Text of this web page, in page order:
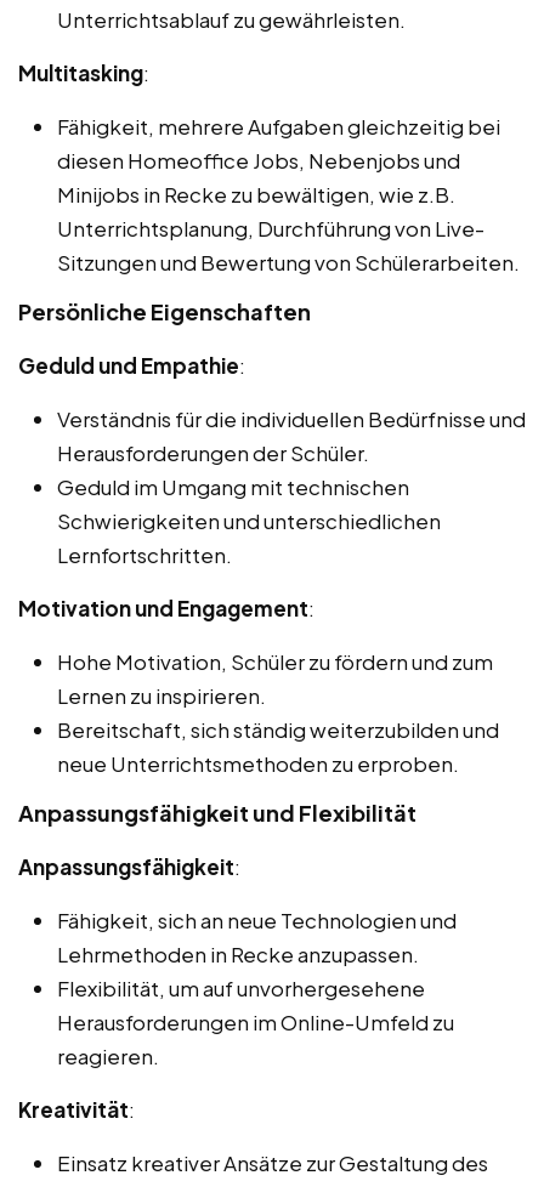
Unterrichtsablauf zu gewährleisten.
Multitasking:
Fähigkeit, mehrere Aufgaben gleichzeitig bei
diesen Homeoffice Jobs, Nebenjobs und
Minijobs in Recke zu bewältigen, wie z.B.
Unterrichtsplanung, Durchführung von Live-
Sitzungen und Bewertung von Schülerarbeiten.
Persönliche Eigenschaften
Geduld und Empathie:
Verständnis für die individuellen Bedürfnisse und
Herausforderungen der Schüler.
Geduld im Umgang mit technischen
Schwierigkeiten und unterschiedlichen
Lernfortschritten.
Motivation und Engagement:
Hohe Motivation, Schüler zu fördern und zum
Lernen zu inspirieren.
Bereitschaft, sich ständig weiterzubilden und
neue Unterrichtsmethoden zu erproben.
Anpassungsfähigkeit und Flexibilität
Anpassungsfähigkeit:
Fähigkeit, sich an neue Technologien und
Lehrmethoden in Recke anzupassen.
Flexibilität, um auf unvorhergesehene
Herausforderungen im Online-Umfeld zu
reagieren.
Kreativität:
Einsatz kreativer Ansätze zur Gestaltung des